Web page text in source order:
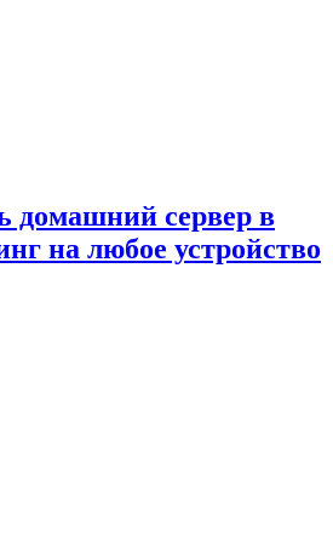
домашний сервер в
на любое устройство